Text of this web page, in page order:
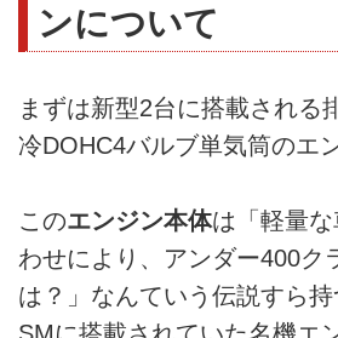
ンについて
まずは新型2台に搭載される
冷DOHC4バルブ単気筒のエ
このエンジン本体は「軽量
わせにより、アンダー400ク
は？」なんていう伝説すら